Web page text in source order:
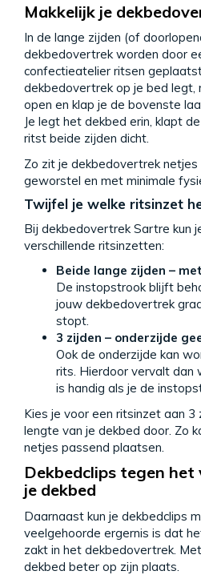
Makkelijk je
In de lange zijden (of
dekbedovertrek worden door
confectieatelier ritsen
dekbedovertrek op je bed legt,
open en klap je de bovenste
Je legt het dekbed erin, klapt
ritst beide zijden dicht.
Zo zit je dekbedovertrek
geworstel en met minimale
Twijfel je welke ritsinzet
Bij dekbedovertrek Sartre kun
verschillende ritsinzetten:
Beide lange zijden –
De instopstrook blijft
jouw dekbedovertrek
stopt.
3 zijden – onderzijde
Ook de onderzijde kan
rits. Hierdoor vervalt dan
is handig als je de
Kies je voor een ritsinzet aan 3
lengte van je dekbed door. Zo
netjes passend plaatsen.
Dekbedclips tegen het
je dekbed
Daarnaast kun je dekbedclips
veelgehoorde ergernis is dat
zakt in het dekbedovertrek.
dekbed beter op zijn plaats.